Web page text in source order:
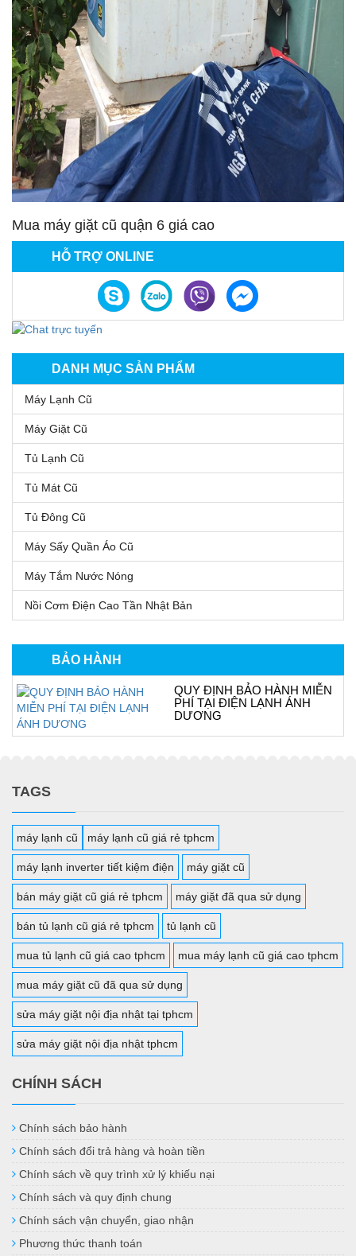
HỖ TRỢ ONLINE
DANH MỤC SẢN PHẨM
Máy Lạnh Cũ
Máy Giặt Cũ
Tủ Lạnh Cũ
Tủ Mát Cũ
Tủ Đông Cũ
Máy Sấy Quần Áo Cũ
Máy Tắm Nước Nóng
Nồi Cơm Điện Cao Tần Nhật Bản
BẢO HÀNH
QUY ĐỊNH BẢO HÀNH MIỄN
PHÍ TẠI ĐIỆN LẠNH ÁNH
DƯƠNG
Mua máy giặt cũ quận 6 giá cao
TAGS
máy lạnh cũ máy lạnh cũ giá rẻ tphcm
máy lạnh inverter tiết kiệm điện máy giặt cũ
bán máy giặt cũ giá rẻ tphcm máy giặt đã qua sử dụng
bán tủ lạnh cũ giá rẻ tphcm tủ lạnh cũ
mua tủ lạnh cũ giá cao tphcm mua máy lạnh cũ giá cao tphcm
mua máy giặt cũ đã qua sử dụng
sửa máy giặt nội địa nhật tại tphcm
sửa máy giặt nội địa nhật tphcm
CHÍNH SÁCH
Chính sách bảo hành
Chính sách đổi trả hàng và hoàn tiền
Chính sách về quy trình xử lý khiếu nại
Chính sách và quy định chung
Chính sách vận chuyển, giao nhận
Phương thức thanh toán